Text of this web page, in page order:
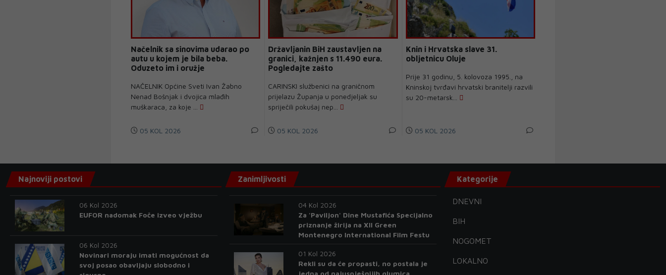
Načelnik sa sinovima udarao po
autu u kojem je bila beba.
Oduzeto im i oružje
NAČELNIK Općine Sveti Ivan Žabno
Nenad Bošnjak i dvojica mlađih
muškaraca, za koje ...
05 KOL 2026
Državljanin BiH zaustavljen na
granici, kažnjen s 11.490 eura.
Pogledajte zašto
CARINSKI službenici na graničnom
prijelazu Županja u ponedjeljak su
spriječili pokušaj nep...
05 KOL 2026
Knin i Hrvatska slave 31.
obljetnicu Oluje
Prije 31 godinu, 5. kolovoza 1995., na
Kninskoj tvrđavi hrvatski branitelji razvili
su 20-metarsk...
05 KOL 2026
Najnoviji postovi
06 Kol 2026
EUFOR nadomak Foče izveo vježbu
06 Kol 2026
Novinari moraju imati mogućnost da
svoj posao obavljaju slobodno i
Zanimljivosti
04 Kol 2026
Za 'Paviljon' Dine Mustafića Specijalno
priznanje žirija na XII Green
Montenegro International Film Festu
01 Kol 2026
Rekli su da će propasti, no postala je
jedna od najuspješnijih glumica
Kategorije
DNEVNI
BIH
NOGOMET
LOKALNO